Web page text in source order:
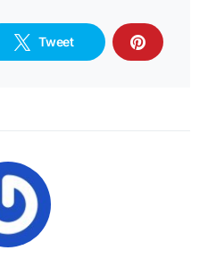
Tweet